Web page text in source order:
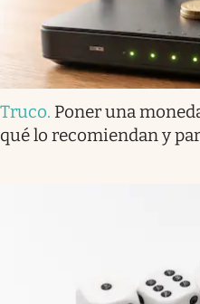
Truco. Poner una
qué lo recomiendan y